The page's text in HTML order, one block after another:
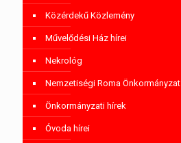
Közérdekű Közlemény
Művelődési Ház hírei
Nekrológ
Nemzetiségi Roma Önkormányzat
Önkormányzati hírek
Óvoda hírei